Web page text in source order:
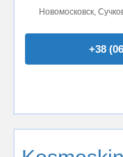
Новомосковск,
+38